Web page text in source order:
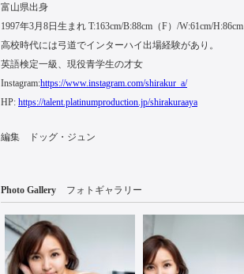
富山県出身
1997年3月8日生まれ T:163cm/B:88cm（F）/W:61cm/H:86cm
高校時代には弓道でインターハイ出場経験があり。
英語検定一級、現役青学生の才女
Instagram:https://www.instagram.com/shirakur_a/
HP: https://talent.platinumproduction.jp/shirakuraaya
編集 ドッグ・ジュン
Photo Gallery フォトギャラリー